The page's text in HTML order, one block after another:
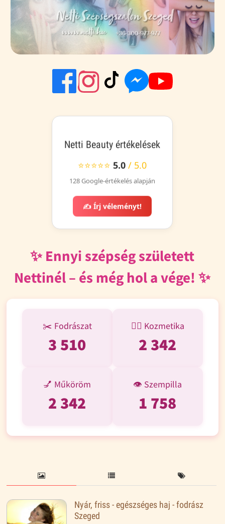
Netti Beauty értékelések
⭐⭐⭐⭐⭐5.0 / 5.0
128 Google-értékelés alapján
✍️ Írj véleményt!
✨ Ennyi szépség született
Nettinél – és még hol a vége! ✨
✂️ Fodrászat
3 510
💆‍♀️ Kozmetika
2 342
💅 Műköröm
2 342
👁️ Szempilla
1 758
Nyár, friss - egészséges haj - fodrász
Szeged